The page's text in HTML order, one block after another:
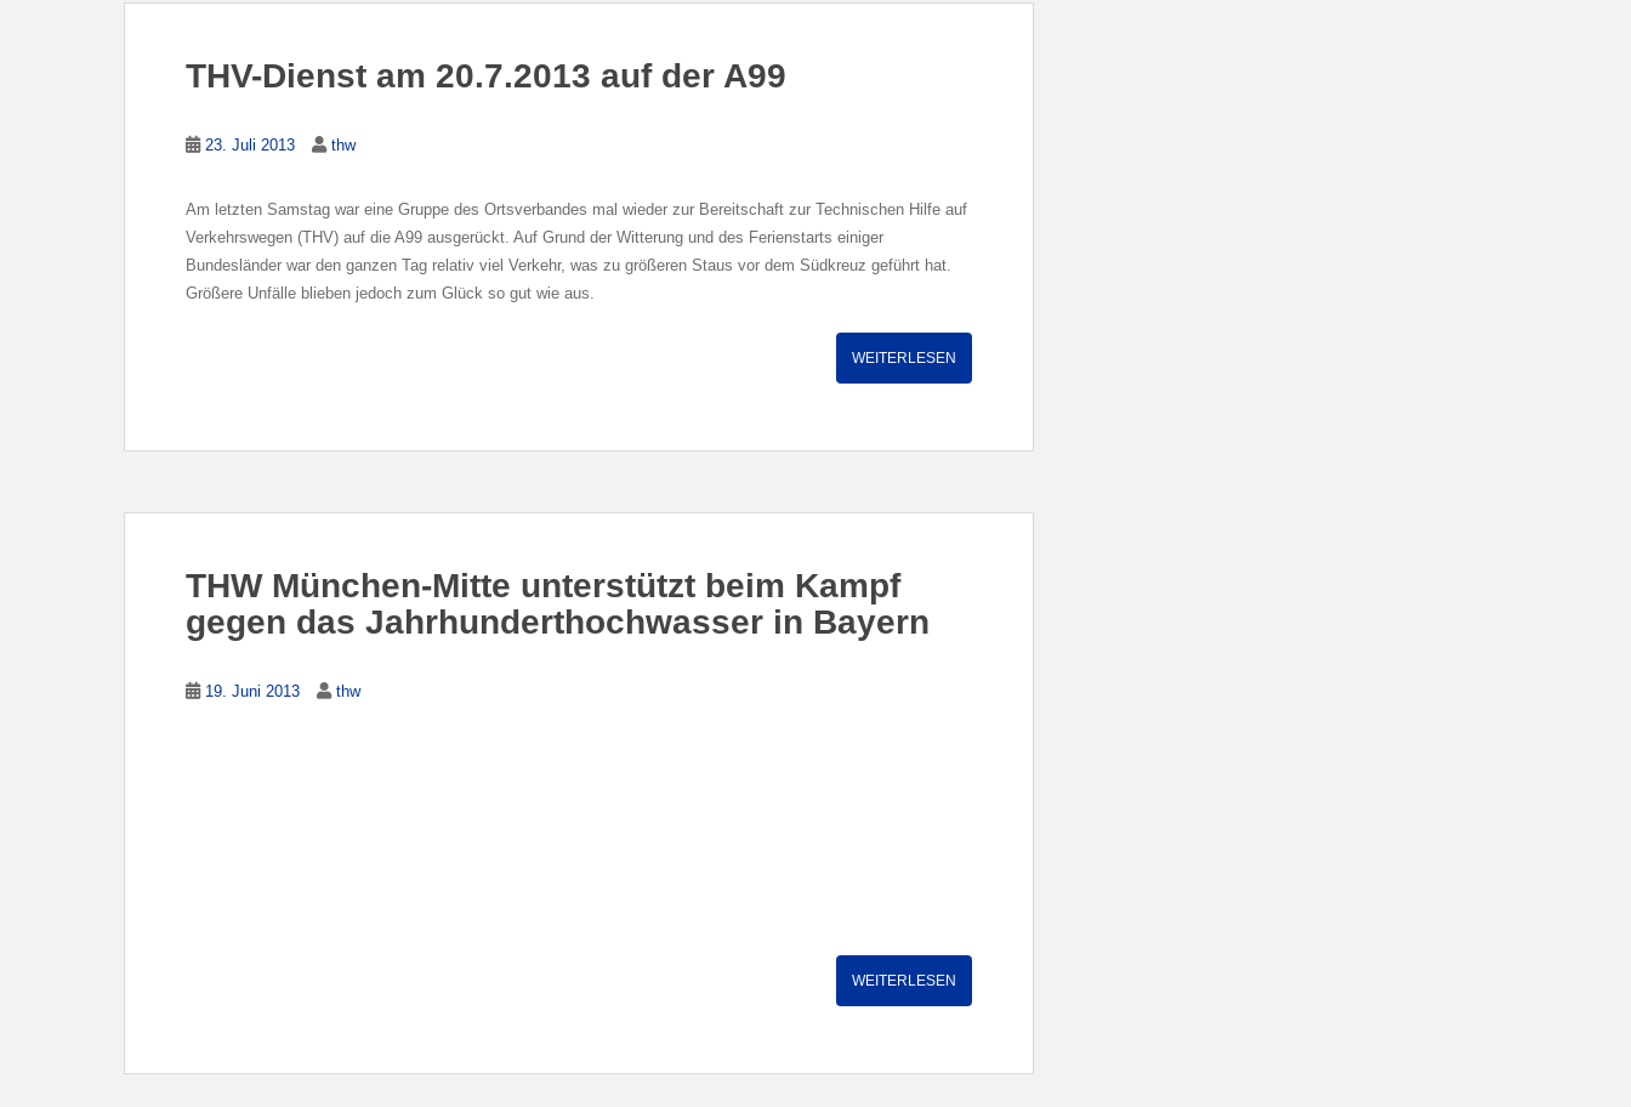
THV-Dienst am 20.7.2013 auf der A99
23. Juli 2013 thw
Am letzten Samstag war eine Gruppe des Ortsverbandes mal wieder zur Bereitschaft zur Technischen Hilfe auf
Verkehrswegen (THV) auf die A99 ausgerückt. Auf Grund der Witterung und des Ferienstarts einiger
Bundesländer war den ganzen Tag relativ viel Verkehr, was zu größeren Staus vor dem Südkreuz geführt hat.
Größere Unfälle blieben jedoch zum Glück so gut wie aus.
WEITERLESEN
THW München-Mitte unterstützt beim Kampf
gegen das Jahrhunderthochwasser in Bayern
19. Juni 2013 thw
WEITERLESEN